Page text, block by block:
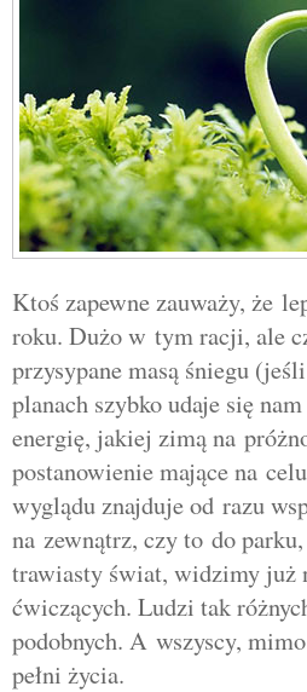
Ktoś zapewne zauważy, że
roku. Dużo w tym racji, ale
przysypane masą śniegu
planach szybko udaje się
energię, jakiej zimą na
postanowienie mające na
wyglądu znajduje od razu
na zewnątrz, czy to do
trawiasty świat, widzimy już
ćwiczących. Ludzi tak
podobnych. A wszyscy,
pełni życia.